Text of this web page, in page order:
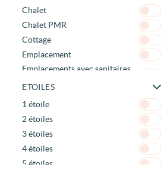
Chalet
Chalet PMR
Cottage
Emplacement
Emplacements avec sanitaires
Mobil-home
Mobil-home PMR
ETOILES
1 étoile
2 étoiles
3 étoiles
4 étoiles
5 étoiles